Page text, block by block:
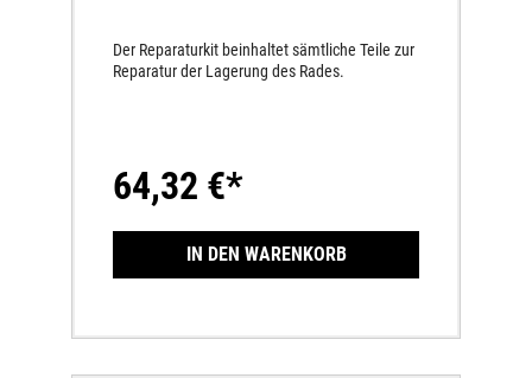
Der Reparaturkit beinhaltet sämtliche Teile zur
Reparatur der Lagerung des Rades.
64,32 €*
IN DEN WARENKORB